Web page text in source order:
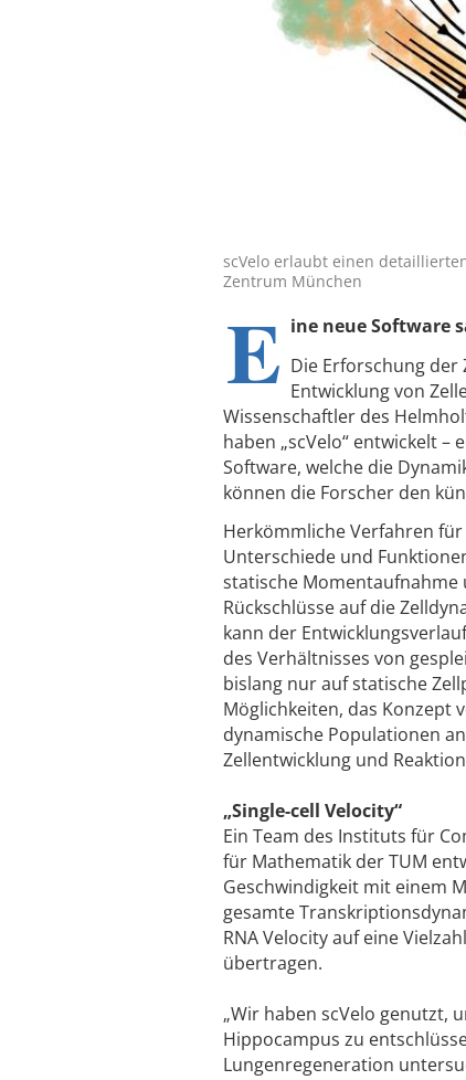
scVelo erlaubt einen
Zentrum München
E ine neue Software
Die Erforschung
Entwicklung von
Wissenschaftler des
haben „scVelo“ entwickelt
Software, welche die
können die Forscher den
Herkömmliche Verfahren
Unterschiede und
statische Momentaufnahme
Rückschlüsse auf die
kann der
des Verhältnisses von
bislang nur auf statische
Möglichkeiten, das Konzept
dynamische Populationen
Zellentwicklung und
„Single-cell Velocity“
Ein Team des Instituts für
für Mathematik der TUM
Geschwindigkeit mit einem
gesamte
RNA Velocity auf eine
übertragen.
„Wir haben scVelo genutzt,
Hippocampus zu
Lungenregeneration